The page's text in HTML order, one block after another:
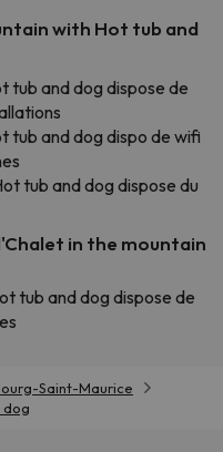
with Hot tub and
tub and dog dispose de
tub and dog dispo de wifi
tub and dog dispose du
in the mountain
tub and dog dispose de
Saint-Maurice
dog